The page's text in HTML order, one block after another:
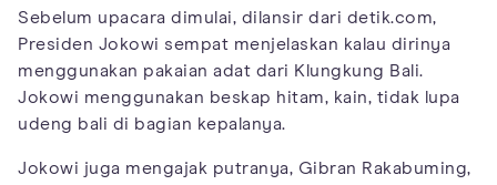
Sebelum upacara dimulai, dilansir dari detik.com,
Presiden Jokowi sempat menjelaskan kalau dirinya
menggunakan pakaian adat dari Klungkung Bali.
Jokowi menggunakan beskap hitam, kain, tidak lupa
udeng bali di bagian kepalanya.
Jokowi juga mengajak putranya, Gibran Rakabuming,